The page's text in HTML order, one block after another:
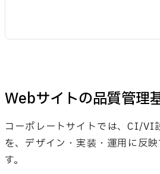
Webサイトの品質管理
コーポレートサイトでは、CI/VI
を、デザイン・実装・運用に反
す。